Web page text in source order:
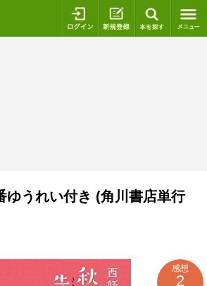
ログイン 新規登録
ゆうれい付き (角川書店単行
感想
2